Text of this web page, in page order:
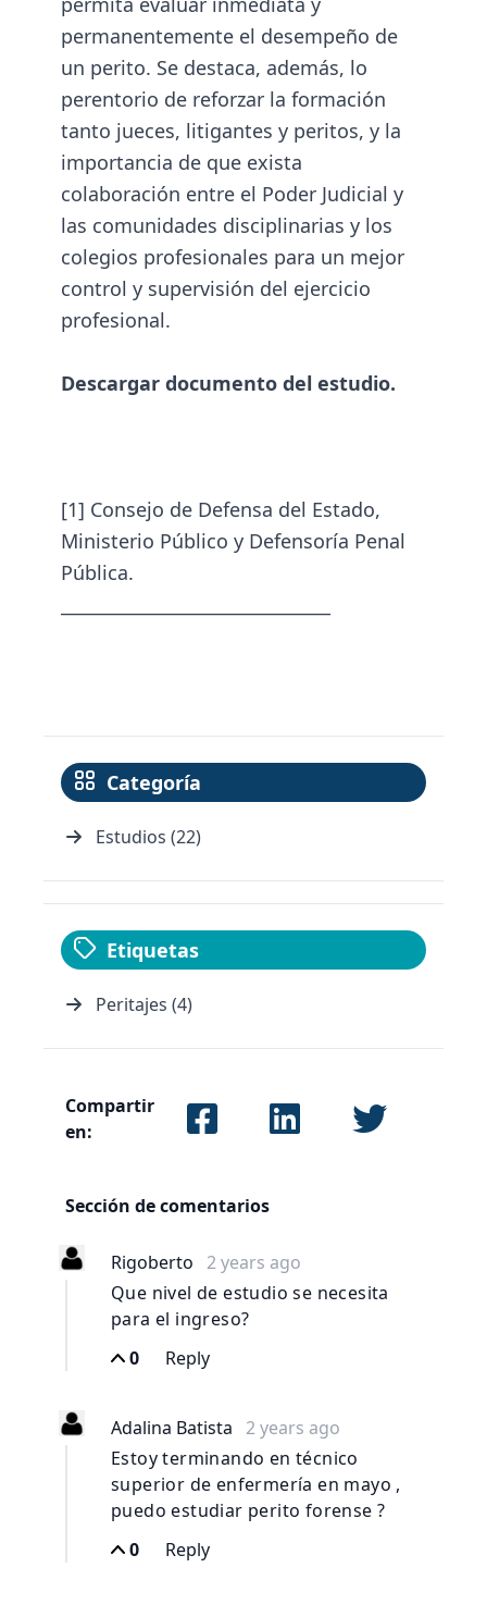
permanentemente el desempeño de
un perito. Se destaca, además, lo
perentorio de reforzar la formación
tanto jueces, litigantes y peritos, y la
importancia de que exista
colaboración entre el Poder Judicial y
las comunidades disciplinarias y los
colegios profesionales para un mejor
control y supervisión del ejercicio
profesional.
Descargar documento del estudio.
[1] Consejo de Defensa del Estado,
Ministerio Público y Defensoría Penal
Pública.
Categoría
Estudios (22)
Etiquetas
Peritajes (4)
Compartir
en:
Sección de comentarios
Rigoberto
2 years ago
Que nivel de estudio se necesita
para el ingreso?
0
Reply
Adalina Batista
2 years ago
Estoy terminando en técnico
superior de enfermería en mayo ,
puedo estudiar perito forense ?
0
Reply